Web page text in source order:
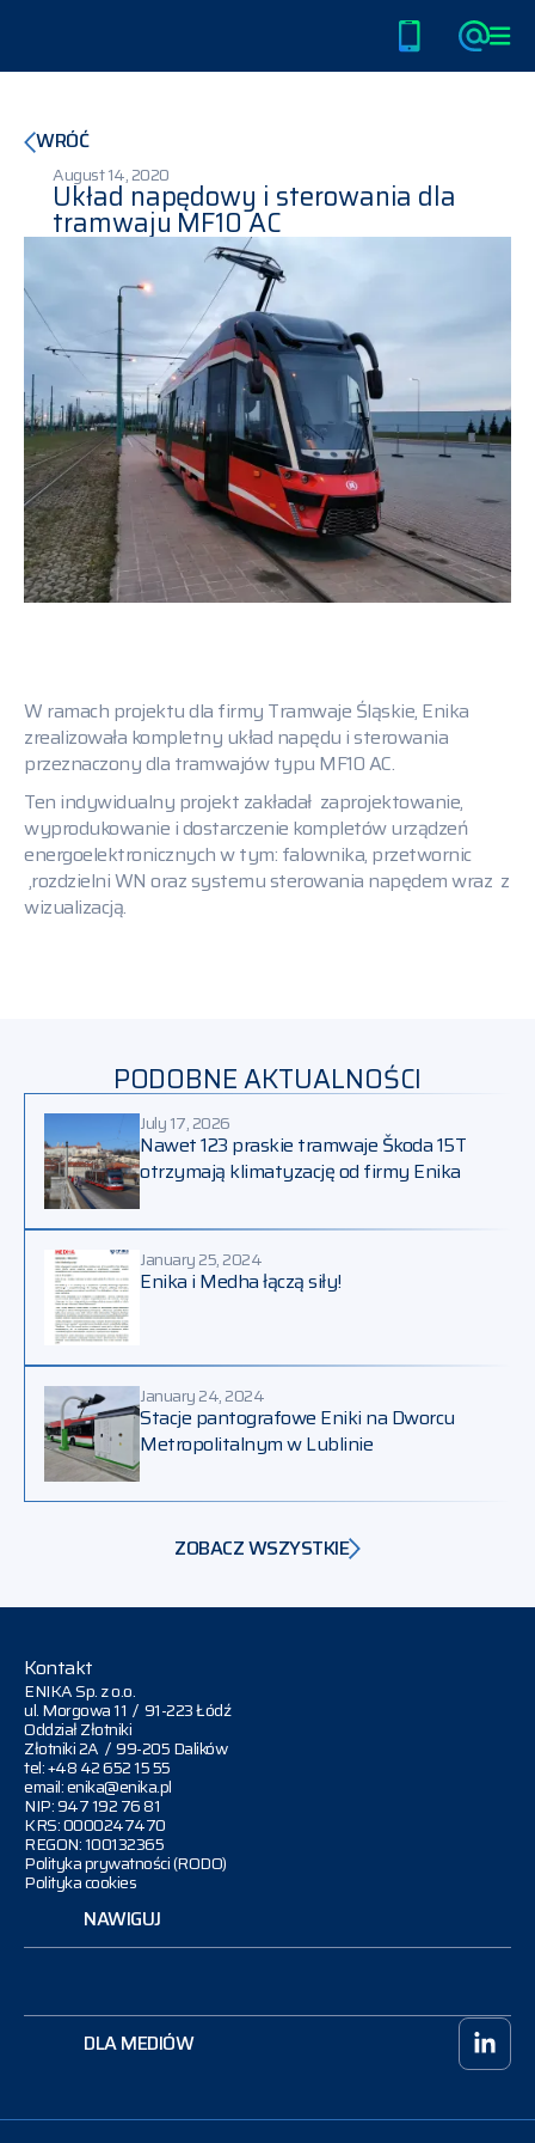
O nas
Tramwaje
Autobusy i Trolejbusy
Stacje ładowania
Klimatyzacje dla tramwajów
Kariera
Kontakt
Media
PL /
WRÓĆ
August 14, 2020
Układ napędowy i sterowania dla
tramwaju MF10 AC
W ramach projektu dla firmy Tramwaje Śląskie, Enika
zrealizowała kompletny układ napędu i sterowania
przeznaczony dla tramwajów typu MF10 AC.
Ten indywidualny projekt zakładał zaprojektowanie,
wyprodukowanie i dostarczenie kompletów urządzeń
energoelektronicznych w tym: falownika, przetwornic
,rozdzielni WN oraz systemu sterowania napędem wraz z
wizualizacją.
PODOBNE AKTUALNOŚCI
July 17, 2026
Nawet 123 praskie tramwaje Škoda 15T
otrzymają klimatyzację od firmy Enika
January 25, 2024
Enika i Medha łączą siły!
January 24, 2024
Stacje pantografowe Eniki na Dworcu
Metropolitalnym w Lublinie
ZOBACZ WSZYSTKIE
Kontakt
ENIKA Sp. z o.o.
ul. Morgowa 11 / 91-223 Łódź
Oddział Złotniki
Złotniki 2A / 99-205 Dalików
tel: +48 42 652 15 55
email: enika@enika.pl
NIP: 947 192 76 81
KRS: 0000247470
REGON: 100132365
Polityka prywatności (RODO)
Polityka cookies
NAWIGUJ
DLA MEDIÓW